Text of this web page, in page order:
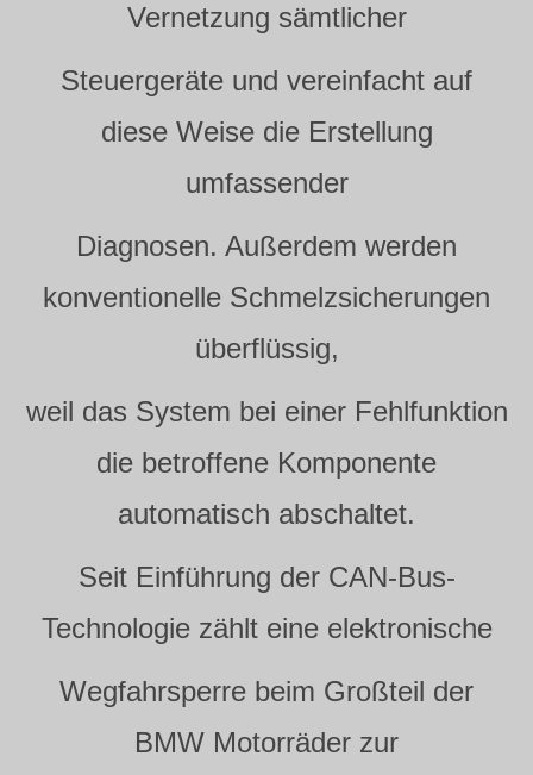
Vernetzung sämtlicher
Steuergeräte und vereinfacht auf
diese Weise die Erstellung
umfassender
Diagnosen. Außerdem werden
konventionelle Schmelzsicherungen
überflüssig,
weil das System bei einer Fehlfunktion
die betroffene Komponente
automatisch abschaltet.
Seit Einführung der CAN-Bus-
Technologie zählt eine elektronische
Wegfahrsperre beim Großteil der
BMW Motorräder zur